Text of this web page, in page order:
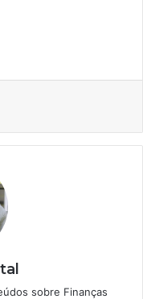
sobre Finanças